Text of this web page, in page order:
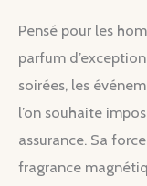
Pensé pour les
parfum d’exception,
soirées, les
l’on souhaite
assurance. Sa
fragrance